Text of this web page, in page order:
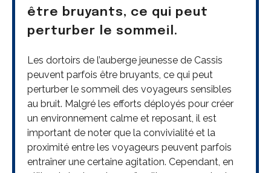
être bruyants, ce qui peut
perturber le sommeil.
Les dortoirs de l’auberge jeunesse de Cassis
peuvent parfois être bruyants, ce qui peut
perturber le sommeil des voyageurs sensibles
au bruit. Malgré les efforts déployés pour créer
un environnement calme et reposant, il est
important de noter que la convivialité et la
proximité entre les voyageurs peuvent parfois
entraîner une certaine agitation. Cependant, en